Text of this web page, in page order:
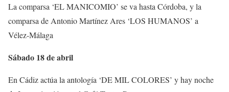
La comparsa ‘EL MANICOMIO’ se va hasta Córdoba, y la
comparsa de Antonio Martínez Ares ‘LOS HUMANOS’ a
Vélez-Málaga
Sábado 18 de abril
En Cádiz actúa la antología ‘DE MIL COLORES’ y hay noche